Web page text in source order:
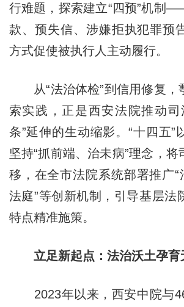
行难题，探索建立“四预”机制
款、预失信、涉嫌拒执犯罪预
方式促使被执行人主动履行。
从“法治体检”到信用修复，
索实践，正是西安法院推动司
条”延伸的生动缩影。“十四五”
坚持“抓前端、治未病”理念，
移，在全市法院系统部署推广“
法庭”等创新机制，引导基层法
特点精准施策。
立足新起点：法治沃土孕育
2023年以来，西安中院与